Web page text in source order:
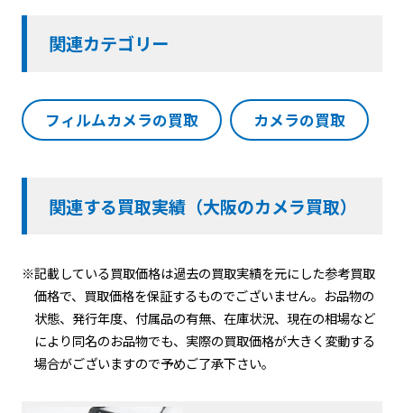
関連カテゴリー
フィルムカメラの買取 カメラの買取
関連する買取実績（大阪のカメラ買取）
※記載している買取価格は過去の買取実績を元にした参考買取
価格で、買取価格を保証するものでございません。お品物の
状態、発行年度、付属品の有無、在庫状況、現在の相場など
により同名のお品物でも、実際の買取価格が大きく変動する
場合がございますので予めご了承下さい。